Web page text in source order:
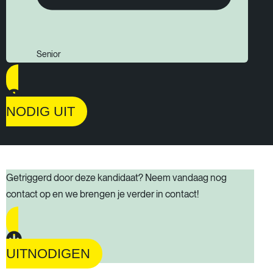
Senior
NODIG UIT
Getriggerd door deze kandidaat? Neem vandaag nog
contact op en we brengen je verder in contact!
UITNODIGEN